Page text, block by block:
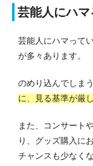
芸能人にハマ
芸能人にハマって
が多々あります。
のめり込んでしまう
に、見る基準が厳
また、コンサート
り、グッズ購入に
チャンスも少なくな